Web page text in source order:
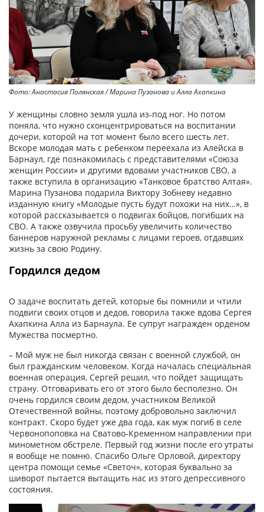
Фото: Анастасия Полянская / Марина Пузанова и Алла Ахапкина
У женщины словно земля ушла из-под ног. Но потом
поняла, что нужно сконцентрироваться на воспитании
дочери, которой на тот момент было всего шесть лет.
Вскоре молодая мать с ребенком переехала из Алейска в
Барнаул, где познакомилась с представителями «Союза
женщин России» и другими вдовами участников СВО, а
также вступила в организацию «Танковое братство Алтая».
Марина Пузанова подарила Виктору Зобневу недавно
изданную книгу «Молодые пусть будут похожи на них…», в
которой рассказывается о подвигах бойцов, погибших на
СВО. А также озвучила просьбу увеличить количество
баннеров наружной рекламы с лицами героев, отдавших
жизнь за свою Родину.
Гордился дедом
О задаче воспитать детей, которые бы помнили и чтили
подвиги своих отцов и дедов, говорила также вдова Сергея
Ахапкина Алла из Барнаула. Ее супруг награжден орденом
Мужества посмертно.
– Мой муж не был никогда связан с военной службой, он
был гражданским человеком. Когда началась специальная
военная операция, Сергей решил, что пойдет защищать
страну. Отговаривать его от этого было бесполезно. Он
очень гордился своим дедом, участником Великой
Отечественной войны, поэтому добровольно заключил
контракт. Скоро будет уже два года, как муж погиб в селе
Червонопоповка на Сватово-Кременном направлении при
минометном обстреле. Первый год жизни после его утраты
я вообще не помню. Спасибо Ольге Орловой, директору
центра помощи семье «Светоч», которая буквально за
шиворот пытается вытащить нас из этого депрессивного
состояния.